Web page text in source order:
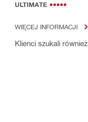
ULTIMATE
WIĘCEJ INFORMACJI
Klienci szukali również